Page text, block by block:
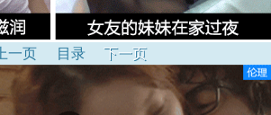
上一页 目录 下一页